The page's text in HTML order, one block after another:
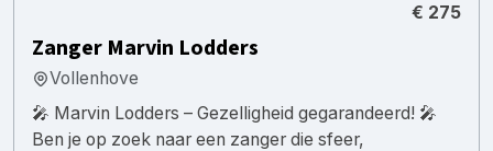
€ 275
Zanger Marvin Lodders
Vollenhove
🎤 Marvin Lodders – Gezelligheid gegarandeerd! 🎤
Ben je op zoek naar een zanger die sfeer,